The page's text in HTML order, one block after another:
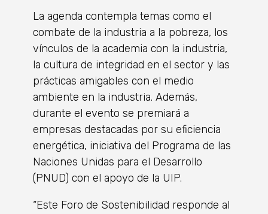
La agenda contempla temas como el
combate de la industria a la pobreza, los
vínculos de la academia con la industria,
la cultura de integridad en el sector y las
prácticas amigables con el medio
ambiente en la industria. Además,
durante el evento se premiará a
empresas destacadas por su eficiencia
energética, iniciativa del Programa de las
Naciones Unidas para el Desarrollo
(PNUD) con el apoyo de la UIP.
“Este Foro de Sostenibilidad responde al